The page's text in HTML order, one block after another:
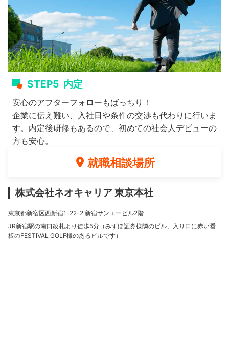
STEP5 内定
安心のアフターフォローもばっちり！
企業に伝え難い、入社日や条件の交渉も代わりに行いま
す。内定後研修もあるので、初めての社会人デビューの
方も安心。
就職相談場所
株式会社ネオキャリア 東京本社
東京都新宿区西新宿1-22-2 新宿サンエービル2階
JR新宿駅の南口改札より徒歩5分（みずほ証券様隣のビル、入り口に赤い看
板のFESTIVAL GOLF様のあるビルです）